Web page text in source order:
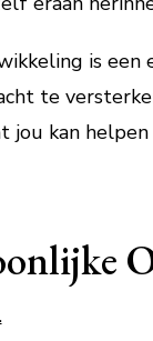
is
te
kan